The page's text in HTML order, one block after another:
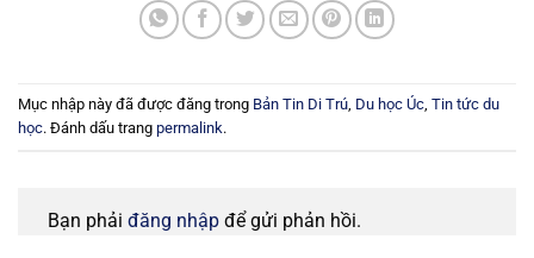
Mục nhập này đã được đăng trong Bản Tin Di Trú Du học Úc Tin tức du
học. Đánh dấu trang permalink.
Bạn phải đăng nhập để gửi phản hồi.